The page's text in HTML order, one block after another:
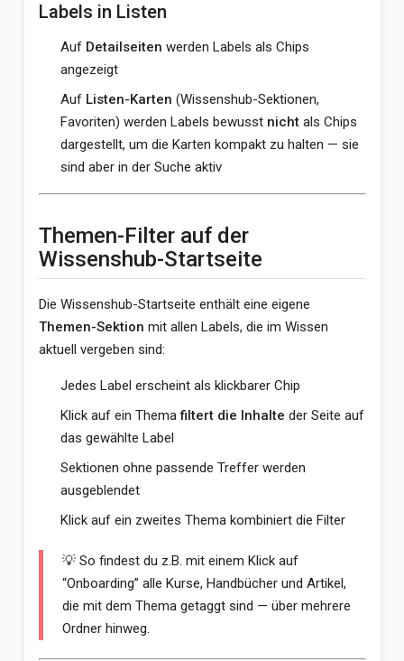
Labels in Listen
Auf Detailseiten werden Labels als Chips
angezeigt
Auf Listen-Karten (Wissenshub-Sektionen,
Favoriten) werden Labels bewusst nichtals Chips
dargestellt, um die Karten kompakt zu halten — sie
sind aber in der Suche aktiv
Themen-Filter auf der
Wissenshub-Startseite
Die Wissenshub-Startseite enthält eine eigene
Themen-Sektion mit allen Labels, die im Wissen
aktuell vergeben sind:
Jedes Label erscheint als klickbarer Chip
Klick auf ein Themafiltert die Inhalte der Seite auf
das gewählte Label
Sektionen ohne passende Treffer werden
ausgeblendet
Klick auf ein zweites Thema kombiniert die Filter
💡 So findest du z.B. mit einem Klick auf
“Onboarding” alle Kurse, Handbücher und Artikel,
die mit dem Thema getaggt sind — über mehrere
Ordner hinweg.